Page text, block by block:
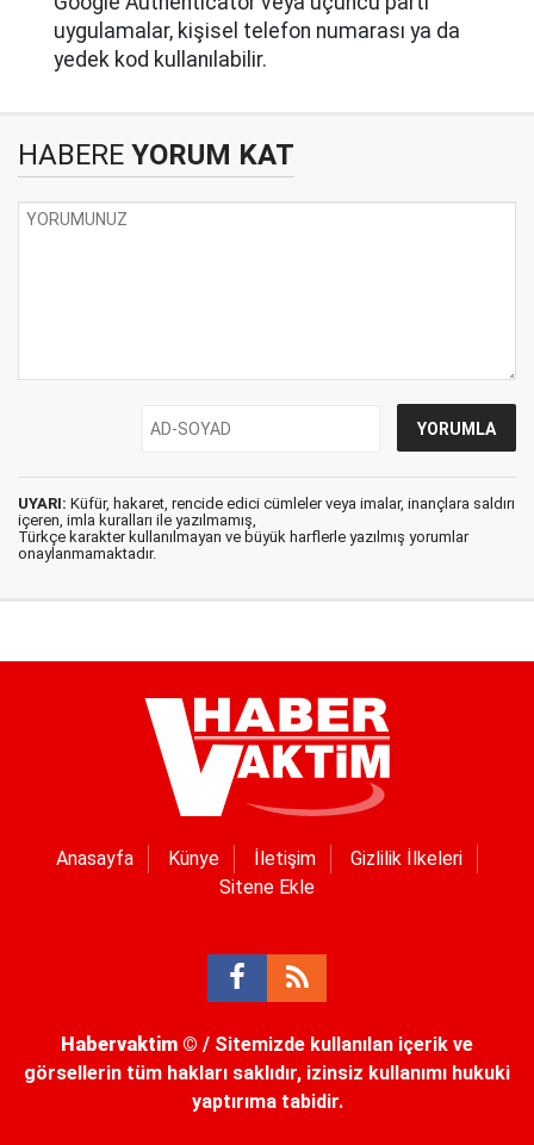
uygulamalar, kişisel telefon numarası ya da
yedek kod kullanılabilir.
HABERE YORUM KAT
UYARI: Küfür, hakaret, rencide edici cümleler veya imalar, inançlara saldırı
içeren, imla kuralları ile yazılmamış,
Türkçe karakter kullanılmayan ve büyük harflerle yazılmış yorumlar
onaylanmamaktadır.
Anasayfa Künye İletişim
Gizlilik İlkeleri
Sitene Ekle
Habervaktim © / Sitemizde kullanılan içerik ve
görsellerin tüm hakları saklıdır, izinsiz kullanımı hukuki
yaptırıma tabidir.